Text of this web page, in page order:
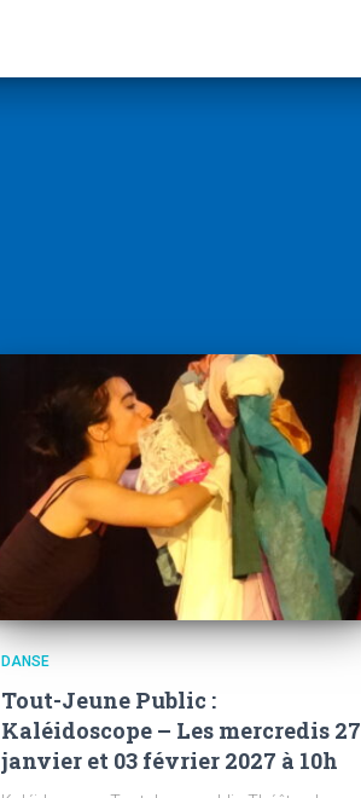
DANSE
Tout-Jeune Public :
Kaléidoscope – Les mercredis 27
janvier et 03 février 2027 à 10h